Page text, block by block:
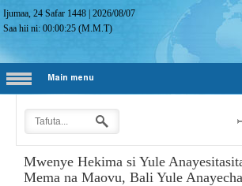
Ijumaa, 24 Safar 1448 |2026/08/07
Saa hii ni:00:00:26 (M.M.T)
Main menu
Mwenye Hekima si Yule
Mema na Maovu, Bali Yule